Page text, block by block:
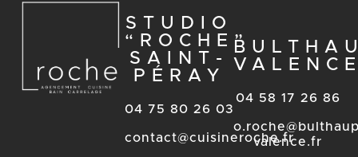
STUDIO
“ROCHE”
SAINT-
PÉRAY
04 75 80 26 03
contact@cuisineroche.fr
04 58 17 26 86
valence.fr